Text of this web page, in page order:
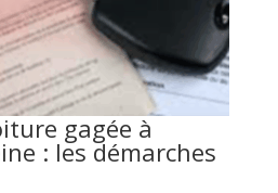
gagée à
: les démarches